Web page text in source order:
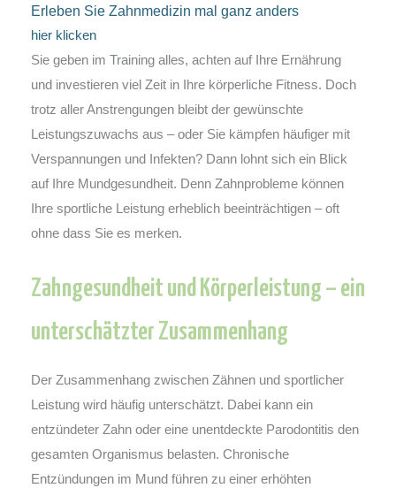
Sie geben im Training alles, achten auf Ihre Ernährung
und investieren viel Zeit in Ihre körperliche Fitness. Doch
trotz aller Anstrengungen bleibt der gewünschte
Leistungszuwachs aus – oder Sie kämpfen häufiger mit
Verspannungen und Infekten? Dann lohnt sich ein Blick
auf Ihre Mundgesundheit. Denn Zahnprobleme können
Ihre sportliche Leistung erheblich beeinträchtigen – oft
ohne dass Sie es merken.
Zahngesundheit und Körperleistung – ein
unterschätzter Zusammenhang
Der Zusammenhang zwischen Zähnen und sportlicher
Leistung wird häufig unterschätzt. Dabei kann ein
entzündeter Zahn oder eine unentdeckte Parodontitis den
gesamten Organismus belasten. Chronische
Entzündungen im Mund führen zu einer erhöhten
Erleben Sie Zahnmedizin mal ganz anders
hier klicken